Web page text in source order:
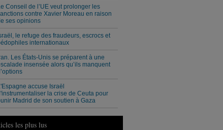
Conseil de l’UE veut prolonger les
contre Xavier Moreau en raison
ses opinions
le refuge des fraudeurs, escrocs et
internationaux
Les États-Unis se préparent à une
insensée alors qu’ils manquent
accuse Israël
la crise de Ceuta pour
Madrid de son soutien à Gaza
les plus lus